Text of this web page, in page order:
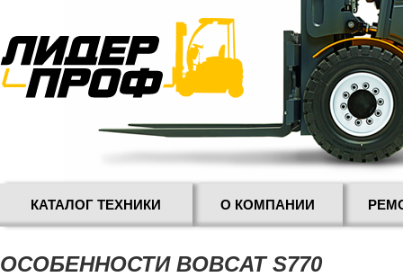
КАТАЛОГ ТЕХНИКИ О КОМПАНИИ
ОСОБЕННОСТИ BOBCAT S770